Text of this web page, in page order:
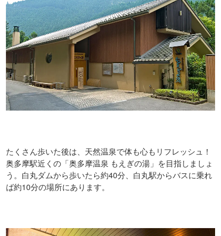
たくさん歩いた後は、天然温泉で体も心もリフレッシュ！
奥多摩駅近くの「奥多摩温泉 もえぎの湯」を目指しましょ
う。白丸ダムから歩いたら約40分、白丸駅からバスに乗れ
ば約10分の場所にあります。